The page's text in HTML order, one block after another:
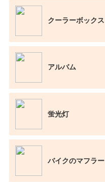
クーラーボックス
アルバム
蛍光灯
バイクのマフラー